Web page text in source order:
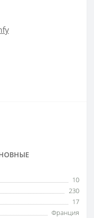
10
230
17
Франция